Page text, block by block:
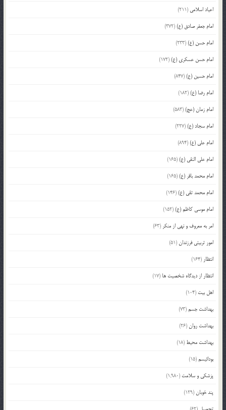
اعیاد اسلامی (211)
امام جعفر صادق (ع)(372)
امام حسن (ع)(233)
امام حسن عسکری (ع)(172)
امام حسین (ع)(847)
امام رضا (ع)(182)
امام زمان (عج)(583)
امام سجاد (ع)(227)
امام علی (ع)(894)
امام علی النقی (ع)(165)
امام محمد باقر (ع)(165)
امام محمد تقی (ع)(146)
امام موسی کاظم (ع)(152)
امر به معروف و نهی از منکر (63)
امور تربیتی فرزندان (51)
انتظار (164)
انتظار از دیدگاه شخصیت ها (17)
اهل بیت (104)
بهداشت جسم(73)
بهداشت روان (26)
بهداشت محیط (18)
بودائیسم(15)
پزشکی و سلامت (1,980)
پند خوبان (129)